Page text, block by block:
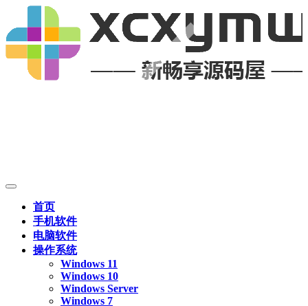
首页
手机软件
电脑软件
操作系统
Windows 11
Windows 10
Windows Server
Windows 7